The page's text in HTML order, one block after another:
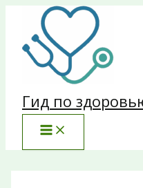
Перейти
содержимому
Гид по